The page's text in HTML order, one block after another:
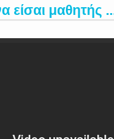
μαθητής